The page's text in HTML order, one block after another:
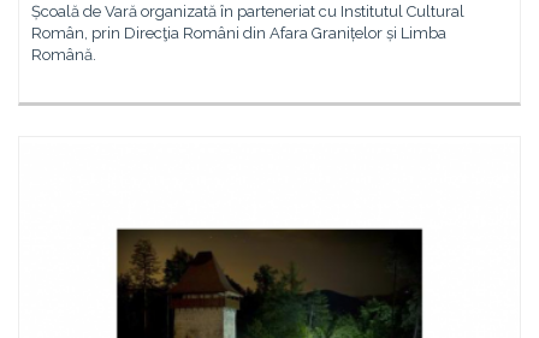
Școală de Vară organizată în parteneriat cu Institutul Cultural
Român, prin Direcţia Români din Afara Granițelor și Limba
Română.